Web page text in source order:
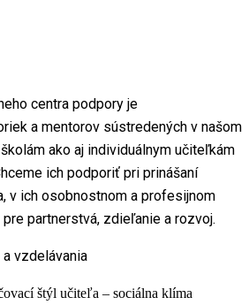
centra podpory je
a mentorov sústredených v našom
ako aj individuálnym učiteľkám
ich podporiť pri prinášaní
v ich osobnostnom a profesijnom
partnerstvá, zdieľanie a rozvoj.
vzdelávania
štýl učiteľa – sociálna klíma